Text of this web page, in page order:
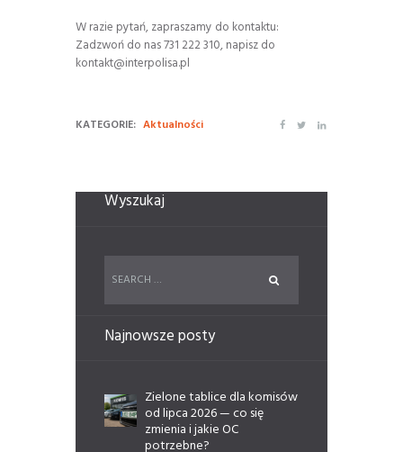
W razie pytań, zapraszamy do kontaktu:
Zadzwoń do nas 731 222 310, napisz do
kontakt@interpolisa.pl
KATEGORIE: Aktualności
Wyszukaj
Najnowsze posty
Zielone tablice dla komisów
od lipca 2026 — co się
zmienia i jakie OC
potrzebne?